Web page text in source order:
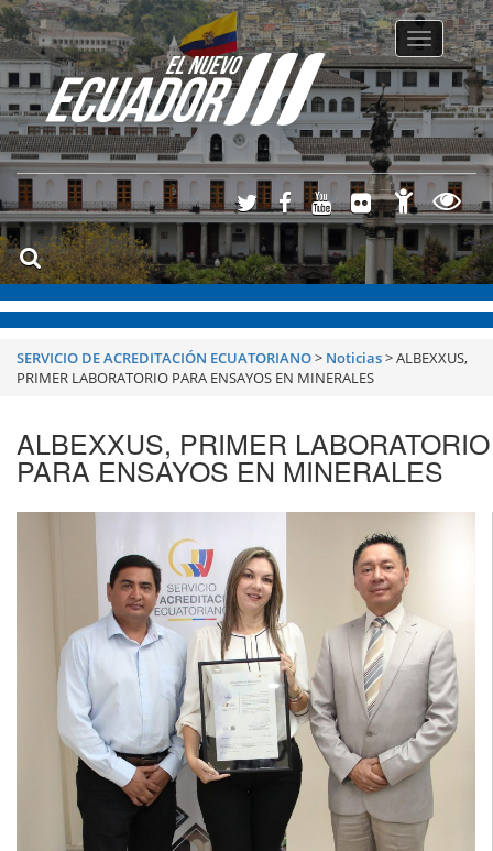
Toggle
SERVICIO DE ACREDITACIÓN ECUATORIANO> Noticias>ALBEXXUS,
PRIMER LABORATORIO PARA ENSAYOS EN MINERALES
ALBEXXUS, PRIMER LABORATORIO
PARA ENSAYOS EN MINERALES